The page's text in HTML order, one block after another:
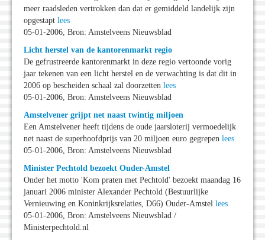
meer raadsleden vertrokken dan dat er gemiddeld landelijk zijn
opgestapt lees
05-01-2006, Bron: Amstelveens Nieuwsblad
Licht herstel van de kantorenmarkt regio
De gefrustreerde kantorenmarkt in deze regio vertoonde vorig
jaar tekenen van een licht herstel en de verwachting is dat dit in
2006 op bescheiden schaal zal doorzetten lees
05-01-2006, Bron: Amstelveens Nieuwsblad
Amstelvener grijpt net naast twintig miljoen
Een Amstelvener heeft tijdens de oude jaarsloterij vermoedelijk
net naast de superhoofdprijs van 20 miljoen euro gegrepen lees
05-01-2006, Bron: Amstelveens Nieuwsblad
Minister Pechtold bezoekt Ouder-Amstel
Onder het motto 'Kom praten met Pechtold' bezoekt maandag 16
januari 2006 minister Alexander Pechtold (Bestuurlijke
Vernieuwing en Koninkrijksrelaties, D66) Ouder-Amstel lees
05-01-2006, Bron: Amstelveens Nieuwsblad /
Ministerpechtold.nl